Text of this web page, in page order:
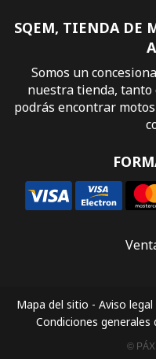
SQEM, TIENDA DE
Somos un
nuestra tienda, tanto
podrás encontrar
Mapa del sitio - Aviso legal
Condiciones
©